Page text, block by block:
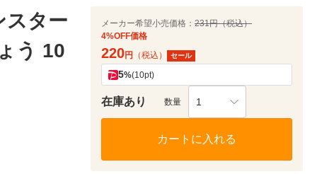
スター
う 10
メーカー希望小売価格： 231円（税込）
4%OFF価格
220円 （税込） セール
5%(10pt)
在庫あり 数量 1
カートに入れる